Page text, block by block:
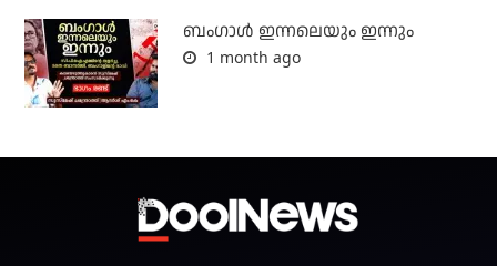
ബംഗാള്‍ ഇന്നലെയും ഇന്നും
1 month ago